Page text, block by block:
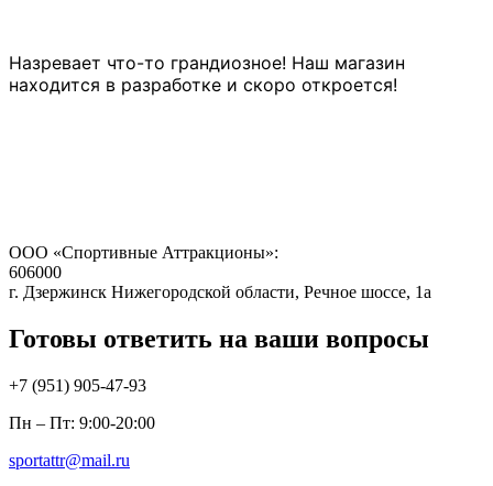
Назревает что-то грандиозное! Наш магазин
находится в разработке и скоро откроется!
ООО «Спортивные Аттракционы»:
606000
г. Дзержинск Нижегородской области, Речное шоссе, 1а
Готовы ответить на ваши вопросы
+7 (951) 905-47-93
Пн – Пт: 9:00-20:00
sportattr@mail.ru